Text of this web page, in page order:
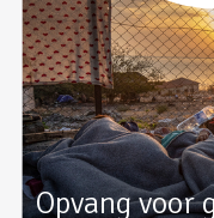
Opvang voor